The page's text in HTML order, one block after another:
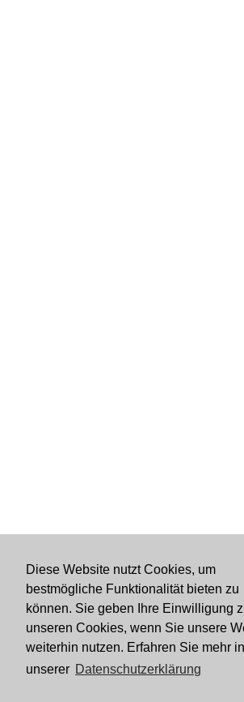
Diese Website nutzt Cookies, um
bestmögliche Funktionalität bieten zu
können. Sie geben Ihre Einwilligung
unseren Cookies, wenn Sie unsere
weiterhin nutzen. Erfahren Sie mehr in
unserer Datenschutzerklärung